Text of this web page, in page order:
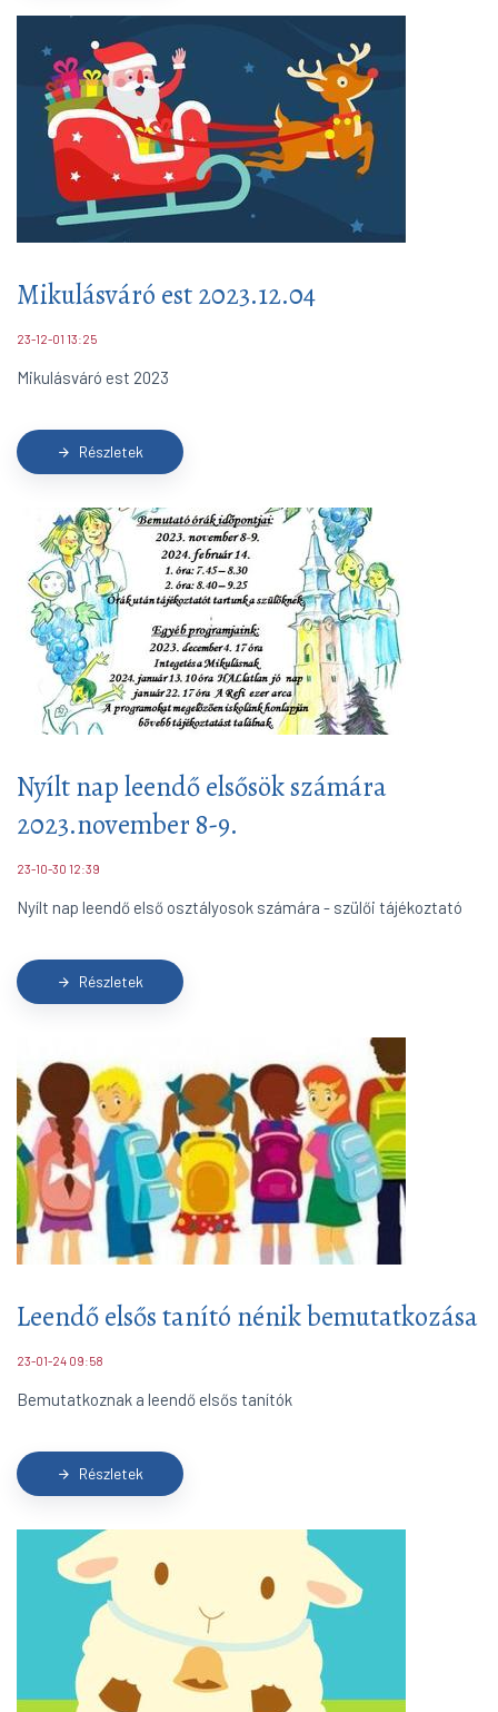
Mikulásváró est 2023.12.04
23-12-01 13:25
Mikulásváró est 2023
arrow_forward Részletek
Nyílt nap leendő elsősök számára
2023.november 8-9.
23-10-30 12:39
Nyílt nap leendő első osztályosok számára - szülői tájékoztató
arrow_forward Részletek
Leendő elsős tanító nénik bemutatkozása
23-01-24 09:58
Bemutatkoznak a leendő elsős tanítók
arrow_forward Részletek